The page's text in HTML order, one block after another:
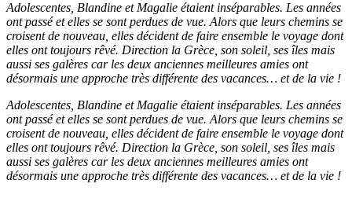
Adolescentes, Blandine et Magalie étaient inséparables. Les années
ont passé et elles se sont perdues de vue. Alors que leurs chemins se
croisent de nouveau, elles décident de faire ensemble le voyage dont
elles ont toujours rêvé. Direction la Grèce, son soleil, ses îles mais
aussi ses galères car les deux anciennes meilleures amies ont
désormais une approche très différente des vacances… et de la vie !
Adolescentes, Blandine et Magalie étaient inséparables. Les années
ont passé et elles se sont perdues de vue. Alors que leurs chemins se
croisent de nouveau, elles décident de faire ensemble le voyage dont
elles ont toujours rêvé. Direction la Grèce, son soleil, ses îles mais
aussi ses galères car les deux anciennes meilleures amies ont
désormais une approche très différente des vacances… et de la vie !